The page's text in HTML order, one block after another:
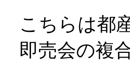
こちらは都
即売会の複